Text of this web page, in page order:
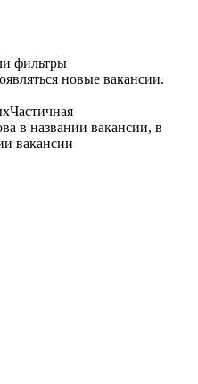
фильтры
новые вакансии.
Частичная
в названии вакансии, в
вакансии